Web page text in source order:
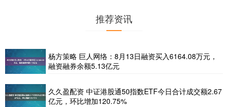
推荐资讯
杨方策略 巨人网络：8月13日融资买入6164.08万元，
融资融券余额5.13亿元
久久盈配资 中证港股通50指数ETF今日合计成交额2.67
亿元，环比增加120.75%